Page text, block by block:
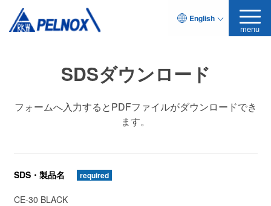
English
menu
SDSダウンロード
フォームへ入力するとPDFファイルがダウンロードでき
ます。
SDS・製品名 required
CE-30 BLACK